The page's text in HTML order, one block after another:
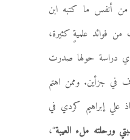
من أنفس ما كتبه ابن
فوائد علميةٍ كثيرة،
دراسة حولها صدرت
في جزأين. وممن اهتم
علي إبراهيم كردي في
ورحلته ملء العيبة“،